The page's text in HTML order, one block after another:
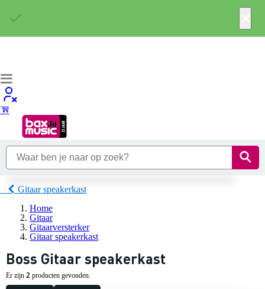
Gitaar speakerkast
Home
Gitaar
Gitaarversterker
Gitaar speakerkast
Boss Gitaar speakerkast
Er zijn 2 producten gevonden.